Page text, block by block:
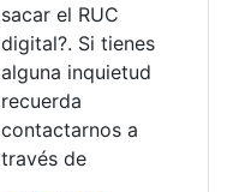
sacar el RUC
digital?. Si tienes
alguna inquietud
recuerda
contactarnos a
través de